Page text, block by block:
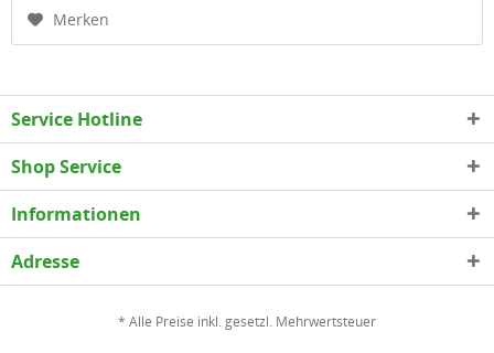
Merken
Service Hotline
Shop Service
Informationen
Adresse
* Alle Preise inkl. gesetzl. Mehrwertsteuer